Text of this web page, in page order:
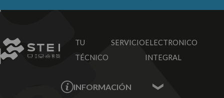
TU SERVICIO
TÉCNICO
ELECTRONICO
INTEGRAL
INFORMACIÓN